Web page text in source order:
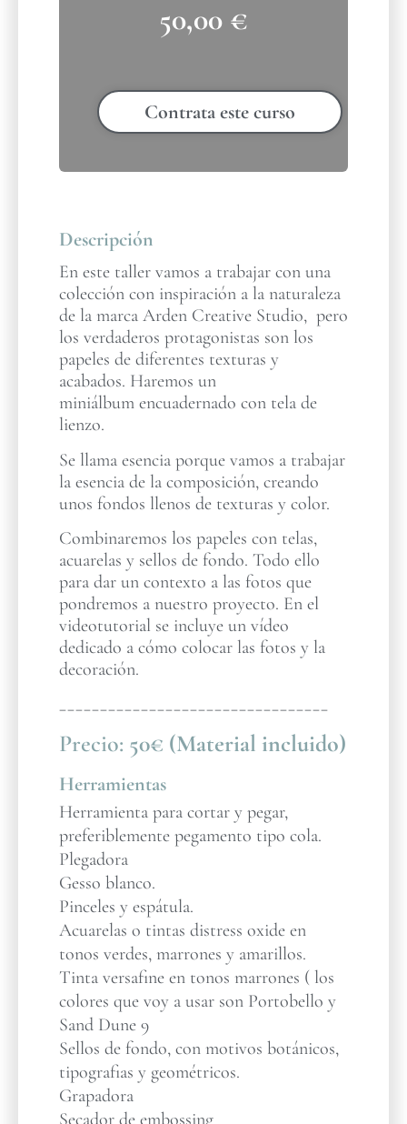
50,00 €
Contrata este curso
Descripción
En este taller vamos a trabajar con una
colección con inspiración a la naturaleza
de la marca Arden Creative Studio, pero
los verdaderos protagonistas son los
papeles de diferentes texturas y
acabados. Haremos un
miniálbum encuadernado con tela de
lienzo.
Se llama esencia porque vamos a trabajar
la esencia de la composición, creando
unos fondos llenos de texturas y color.
Combinaremos los papeles con telas,
acuarelas y sellos de fondo. Todo ello
para dar un contexto a las fotos que
pondremos a nuestro proyecto. En el
videotutorial se incluye un vídeo
dedicado a cómo colocar las fotos y la
decoración.
_________________________________
Precio: 50€ (Material incluido)
Herramientas
Herramienta para cortar y pegar,
preferiblemente pegamento tipo cola.
Plegadora
Gesso blanco.
Pinceles y espátula.
Acuarelas o tintas distress oxide en
tonos verdes, marrones y amarillos.
Tinta versafine en tonos marrones ( los
colores que voy a usar son Portobello y
Sand Dune 9
Sellos de fondo, con motivos botánicos,
tipografias y geométricos.
Grapadora
Secador de embossing